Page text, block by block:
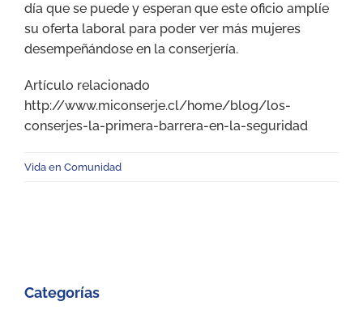
día que se puede y esperan que este oficio amplíe
su oferta laboral para poder ver más mujeres
desempeñándose en la conserjería.
Artículo relacionado
http://www.miconserje.cl/home/blog/los-
conserjes-la-primera-barrera-en-la-seguridad
Vida en Comunidad
Categorías